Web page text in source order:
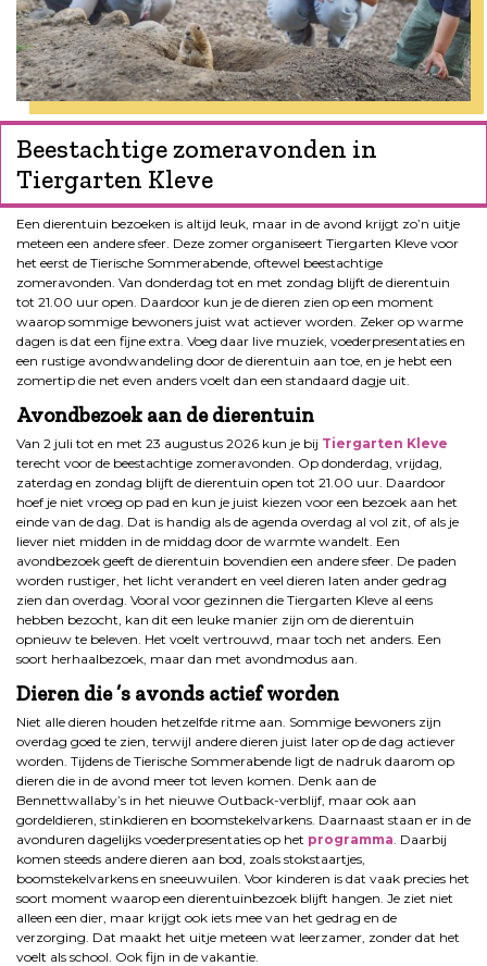
Beestachtige zomeravonden in
Tiergarten Kleve
Een dierentuin bezoeken is altijd leuk, maar in de avond krijgt zo’n uitje
meteen een andere sfeer. Deze zomer organiseert Tiergarten Kleve voor
het eerst de Tierische Sommerabende, oftewel beestachtige
zomeravonden. Van donderdag tot en met zondag blijft de dierentuin
tot 21.00 uur open. Daardoor kun je de dieren zien op een moment
waarop sommige bewoners juist wat actiever worden. Zeker op warme
dagen is dat een fijne extra. Voeg daar live muziek, voederpresentaties en
een rustige avondwandeling door de dierentuin aan toe, en je hebt een
zomertip die net even anders voelt dan een standaard dagje uit.
Avondbezoek aan de dierentuin
Van 2 juli tot en met 23 augustus 2026 kun je bij Tiergarten Kleve
terecht voor de beestachtige zomeravonden. Op donderdag, vrijdag,
zaterdag en zondag blijft de dierentuin open tot 21.00 uur. Daardoor
hoef je niet vroeg op pad en kun je juist kiezen voor een bezoek aan het
einde van de dag. Dat is handig als de agenda overdag al vol zit, of als je
liever niet midden in de middag door de warmte wandelt. Een
avondbezoek geeft de dierentuin bovendien een andere sfeer. De paden
worden rustiger, het licht verandert en veel dieren laten ander gedrag
zien dan overdag. Vooral voor gezinnen die Tiergarten Kleve al eens
hebben bezocht, kan dit een leuke manier zijn om de dierentuin
opnieuw te beleven. Het voelt vertrouwd, maar toch net anders. Een
soort herhaalbezoek, maar dan met avondmodus aan.
Dieren die ’s avonds actief worden
Niet alle dieren houden hetzelfde ritme aan. Sommige bewoners zijn
overdag goed te zien, terwijl andere dieren juist later op de dag actiever
worden. Tijdens de Tierische Sommerabende ligt de nadruk daarom op
dieren die in de avond meer tot leven komen. Denk aan de
Bennettwallaby’s in het nieuwe Outback-verblijf, maar ook aan
gordeldieren, stinkdieren en boomstekelvarkens. Daarnaast staan er in de
avonduren dagelijks voederpresentaties op het programma . Daarbij
komen steeds andere dieren aan bod, zoals stokstaartjes,
boomstekelvarkens en sneeuwuilen. Voor kinderen is dat vaak precies het
soort moment waarop een dierentuinbezoek blijft hangen. Je ziet niet
alleen een dier, maar krijgt ook iets mee van het gedrag en de
verzorging. Dat maakt het uitje meteen wat leerzamer, zonder dat het
voelt als school. Ook fijn in de vakantie.